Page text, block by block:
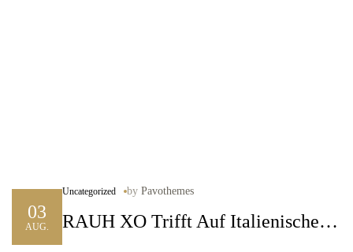
03
AUG.
Uncategorized by Pavothemes
RAUH XO Trifft Auf Italienische